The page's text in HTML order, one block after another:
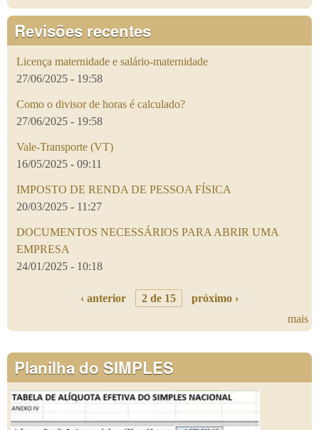
Revisões recentes
Licença maternidade e salário-maternidade
27/06/2025 - 19:58
Como o divisor de horas é calculado?
27/06/2025 - 19:58
Vale-Transporte (VT)
16/05/2025 - 09:11
IMPOSTO DE RENDA DE PESSOA FÍSICA
20/03/2025 - 11:27
DOCUMENTOS NECESSÁRIOS PARA ABRIR UMA
EMPRESA
24/01/2025 - 10:18
‹ anterior 2 de 15
próximo ›
mais
Planilha do SIMPLES